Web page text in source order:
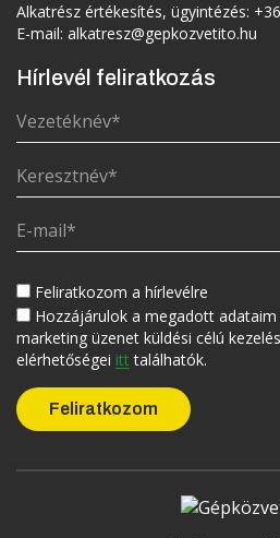
Alkatrész értékesítés, ügyintézés:
E-mail: alkatresz@gepkozvetito.hu
Hírlevél feliratkozás
Feliratkozom a hírlevélre
Hozzájárulok a megadott
marketing üzenet küldési célú
elérhetőségei itt találhatók.